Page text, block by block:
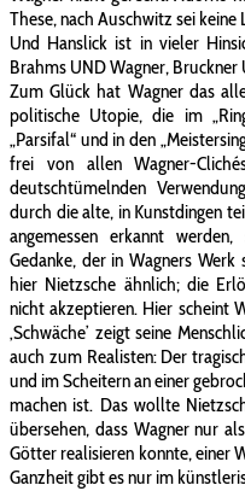
These, nach Auschwitz sei
Und Hanslick ist in vieler
Brahms UND Wagner, Bruckner
Zum Glück hat Wagner das
politische Utopie, die im
„Parsifal“ und in den
frei von allen Wagner-
deutschtümelnden
durch die alte, in Kunstdingen
angemessen erkannt
Gedanke, der in Wagners
hier Nietzsche ähnlich; die
nicht akzeptieren. Hier scheint
‚Schwäche’ zeigt seine
auch zum Realisten: Der
und im Scheitern an einer
machen ist. Das wollte
übersehen, dass Wagner nur
Götter realisieren konnte, einer
Ganzheit gibt es nur im